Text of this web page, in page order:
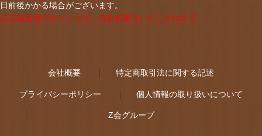
日前後かかる場合がございます。
注文確定後のキャンセル・内容変更はいたしかねます。
会社概要 特定商取引法に関する記述
プライバシーポリシー 個人情報の取り扱いについて
Z会グループ